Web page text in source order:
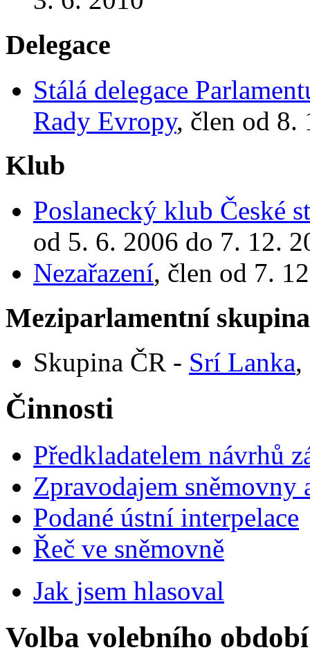
Delegace
Stálá delegace
Rady Evropy, člen od 8.
Klub
Poslanecký klub České
od 5. 6. 2006 do 7. 12.
Nezařazení, člen od 7.
Meziparlamentní
Skupina ČR - Srí Lanka,
Činnosti
Předkladatelem návrhů
Zpravodajem
Podané ústní interpelace
Řeč ve sněmovně
Jak jsem hlasoval
Volba volebního období